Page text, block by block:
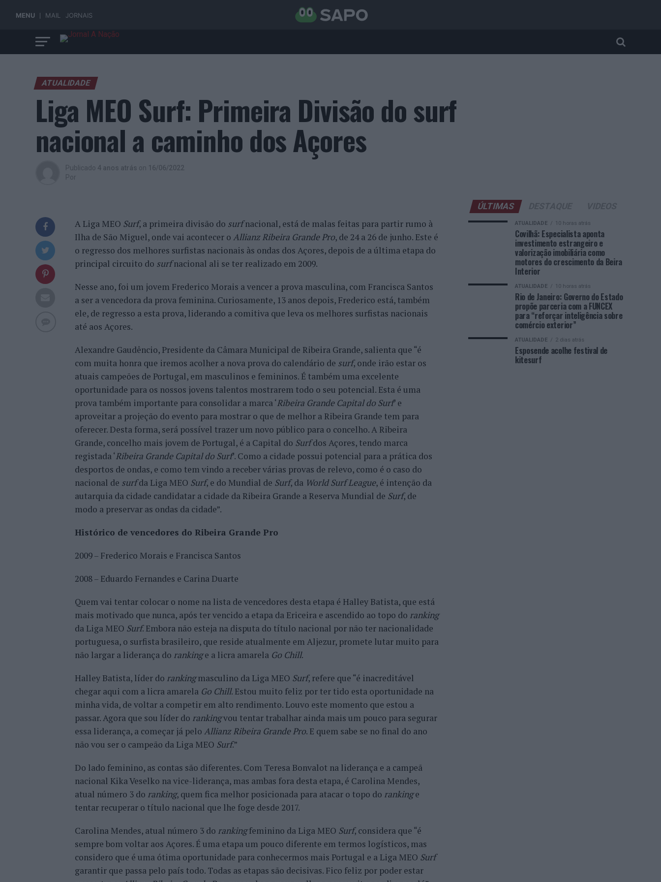
MENU MAIL JORNAIS
ATUALIDADE
Liga MEO Surf: Primeira Divisão do surf
nacional a caminho dos Açores
Publicado 4 anos atrás on 16/06/2022
Por
A Liga MEO Surf, a primeira divisão do surfnacional, está de malas feitas para partir rumo à
Ilha de São Miguel, onde vai acontecer o Allianz Ribeira Grande Pro, de 24 a 26 de junho. Este é
o regresso dos melhores surfistas nacionais às ondas dos Açores, depois de a última etapa do
principal circuito do surfnacional ali se ter realizado em 2009.
Nesse ano, foi um jovem Frederico Morais a vencer a prova masculina, com Francisca Santos
a ser a vencedora da prova feminina. Curiosamente, 13 anos depois, Frederico está, também
ele, de regresso a esta prova, liderando a comitiva que leva os melhores surfistas nacionais
até aos Açores.
Alexandre Gaudêncio, Presidente da Câmara Municipal de Ribeira Grande, salienta que “é
com muita honra que iremos acolher a nova prova do calendário de surf, onde irão estar os
atuais campeões de Portugal, em masculinos e femininos. É também uma excelente
oportunidade para os nossos jovens talentos mostrarem todo o seu potencial. Esta é uma
prova também importante para consolidar a marca ‘Ribeira Grande Capital do Surf’ e
aproveitar a projeção do evento para mostrar o que de melhor a Ribeira Grande tem para
oferecer. Desta forma, será possível trazer um novo público para o concelho. A Ribeira
Grande, concelho mais jovem de Portugal, é a Capital do Surfdos Açores, tendo marca
registada ‘Ribeira Grande Capital do Surf’. Como a cidade possui potencial para a prática dos
desportos de ondas, e como tem vindo a receber várias provas de relevo, como é o caso do
nacional de surfda Liga MEO Surf, e do Mundial de Surf, da World Surf League, é intenção da
autarquia da cidade candidatar a cidade da Ribeira Grande a Reserva Mundial de Surf, de
modo a preservar as ondas da cidade”.
Histórico de vencedores do Ribeira Grande Pro
2009 – Frederico Morais e Francisca Santos
2008 – Eduardo Fernandes e Carina Duarte
Quem vai tentar colocar o nome na lista de vencedores desta etapa é Halley Batista, que está
mais motivado que nunca, após ter vencido a etapa da Ericeira e ascendido ao topo do ranking
da Liga MEO Surf. Embora não esteja na disputa do título nacional por não ter nacionalidade
portuguesa, o surfista brasileiro, que reside atualmente em Aljezur, promete lutar muito para
não largar a liderança do rankinge a licra amarela Go Chill.
Halley Batista, líder do rankingmasculino da Liga MEO Surf, refere que “é inacreditável
chegar aqui com a licra amarela Go Chill. Estou muito feliz por ter tido esta oportunidade na
minha vida, de voltar a competir em alto rendimento. Louvo este momento que estou a
passar. Agora que sou líder do rankingvou tentar trabalhar ainda mais um pouco para segurar
essa liderança, a começar já pelo Allianz Ribeira Grande Pro. E quem sabe se no final do ano
não vou ser o campeão da Liga MEO Surf.”
Do lado feminino, as contas são diferentes. Com Teresa Bonvalot na liderança e a campeã
nacional Kika Veselko na vice-liderança, mas ambas fora desta etapa, é Carolina Mendes,
atual número 3 do ranking, quem fica melhor posicionada para atacar o topo do rankinge
tentar recuperar o título nacional que lhe foge desde 2017.
Carolina Mendes, atual número 3 do rankingfeminino da Liga MEO Surf, considera que “é
sempre bom voltar aos Açores. É uma etapa um pouco diferente em termos logísticos, mas
considero que é uma ótima oportunidade para conhecermos mais Portugal e a Liga MEO Surf
garantir que passa pelo país todo. Todas as etapas são decisivas. Fico feliz por poder estar
ÚLTIMAS
ATUALIDADE 10 horas atrás
Covilhã: Especialista aponta
investimento estrangeiro e
valorização imobiliária como
motores do crescimento da Beira
Interior
ATUALIDADE 10 horas atrás
Rio de Janeiro: Governo do Estado
propõe parceria com a FUNCEX
para “reforçar inteligência sobre
comércio exterior”
ATUALIDADE 2 dias atrás
Esposende acolhe festival de
kitesurf